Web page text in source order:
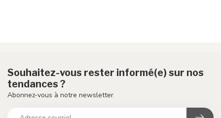
Souhaitez-vous rester informé(e) sur nos
tendances ?
Abonnez-vous à notre newsletter